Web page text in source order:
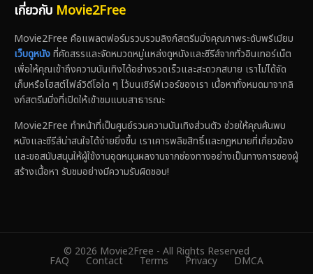
เกี่ยวกับ Movie2Free
Movie2Free คือแพลตฟอร์มรวบรวมลิงก์สตรีมมิ่งคุณภาพระดับพรีเมียม
เว็บดูหนังที่คัดสรรและจัดหมวดหมู่แหล่งดูหนังและซีรีส์จากทั่วอินเทอร์เน็ต
เพื่อให้คุณเข้าถึงความบันเทิงได้อย่างรวดเร็วและสะดวกสบาย เราไม่ได้จัด
เก็บหรือโฮสต์ไฟล์วิดีโอใด ๆ ไว้บนเซิร์ฟเวอร์ของเรา เนื้อหาทั้งหมดมาจากลิ
งก์สตรีมมิ่งที่เปิดให้เข้าชมแบบสาธารณะ
Movie2Free ทำหน้าที่เป็นศูนย์รวมความบันเทิงส่วนตัว ช่วยให้คุณค้นพบ
หนังและซีรีส์น่าสนใจได้ง่ายยิ่งขึ้น เราเคารพลิขสิทธิ์และกฎหมายที่เกี่ยวข้อง
และขอสนับสนุนให้ผู้ใช้งานอุดหนุนผลงานจากช่องทางอย่างเป็นทางการของผู้
สร้างเนื้อหา รับชมอย่างมีความรับผิดชอบ!
© 2026 Movie2Free - All Rights Reserved
FAQ Contact Terms Privacy DMCA